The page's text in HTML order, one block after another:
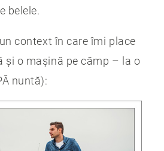
belele.
context în care îmi place
și o mașină pe câmp – la o
nuntă):